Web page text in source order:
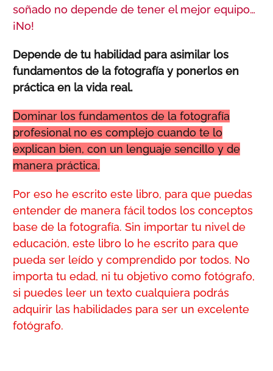
soñado no depende de tener el mejor equipo…
¡No!
Depende de tu habilidad para asimilar los
fundamentos de la fotografía y ponerlos en
práctica en la vida real.
Dominar los fundamentos de la fotografía
profesional no es complejo cuando te lo
explican bien, con un lenguaje sencillo y de
manera práctica.
Por eso he escrito este libro, para que puedas
entender de manera fácil todos los conceptos
base de la fotografía. Sin importar tu nivel de
educación, este libro lo he escrito para que
pueda ser leído y comprendido por todos. No
importa tu edad, ni tu objetivo como fotógrafo,
si puedes leer un texto cualquiera podrás
adquirir las habilidades para ser un excelente
fotógrafo.